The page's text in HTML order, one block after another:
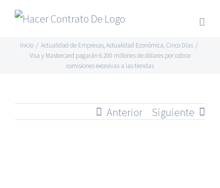
Skip
content
Inicio / Actualidad de Empresas,Actualidad Económica, Cinco Días /
Visa y Mastercard pagarán 6.200 millones de dólares por cobrar
comisiones excesivas a las tiendas
Anterior Siguiente